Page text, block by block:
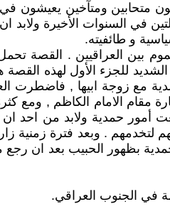
متحابين ومتآخين
في السنوات الأخيرة
و طائفيته.
بين العراقيين . القصة
للجزء الأول لهذه
مع زوجة ابيها , فاضطرت
مقام الامام الكاظم ,
أمور حمدية ولابد من احد
لتخدمهم . وبعد فترة زمنية